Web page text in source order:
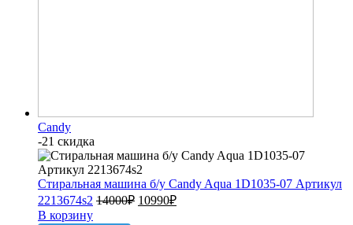
Candy
-21 скидка
Стиральная машина б/у Candy Aqua 1D1035-07 Артикул
2213674s2 14000₽ 10990₽
В корзину